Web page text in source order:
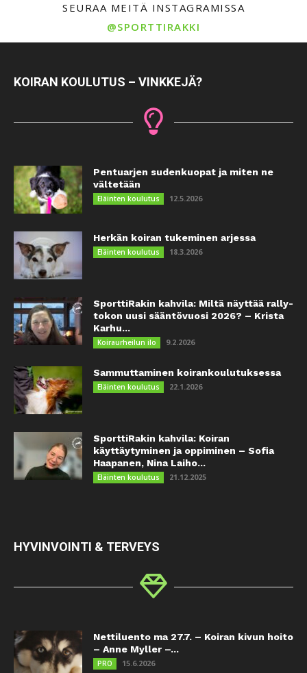
SEURAA MEITÄ INSTAGRAMISSA
@SPORTTIRAKKI
KOIRAN KOULUTUS – VINKKEJÄ?
Pentuarjen sudenkuopat ja miten ne
vältetään
Eläinten koulutus 12.5.2026
Herkän koiran tukeminen arjessa
Eläinten koulutus 18.3.2026
SporttiRakin kahvila: Miltä näyttää rally-
tokon uusi sääntövuosi 2026? – Krista
Karhu...
Koiraurheilun ilo 9.2.2026
Sammuttaminen koirankoulutuksessa
Eläinten koulutus 22.1.2026
SporttiRakin kahvila: Koiran
käyttäytyminen ja oppiminen – Sofia
Haapanen, Nina Laiho...
Eläinten koulutus 21.12.2025
HYVINVOINTI & TERVEYS
Nettiluento ma 27.7. – Koiran kivun hoito
– Anne Myller –...
PRO 15.6.2026